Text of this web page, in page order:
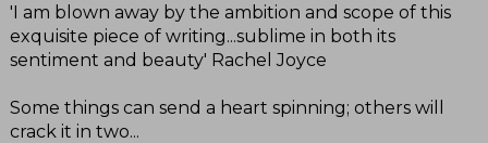
'I am blown away by the ambition and scope of this
exquisite piece of writing...sublime in both its
sentiment and beauty' Rachel Joyce
Some things can send a heart spinning; others will
crack it in two...